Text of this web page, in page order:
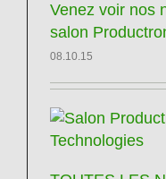
Venez voir nos
salon
08.10.15